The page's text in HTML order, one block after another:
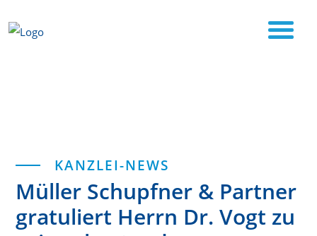
Kategorien
KANZLEI-NEWS
Müller Schupfner & Partner
gratuliert Herrn Dr. Vogt zu